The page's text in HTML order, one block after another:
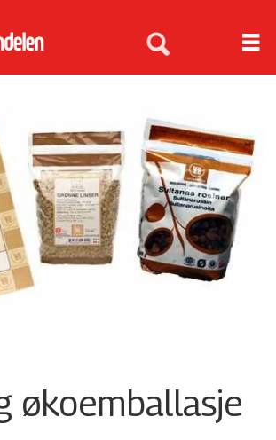
økoemballasje